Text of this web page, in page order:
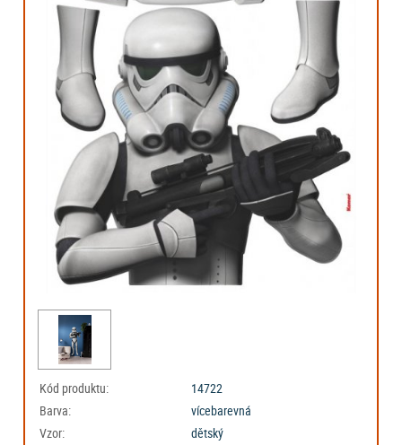
Kód produktu:
14722
Barva:
vícebarevná
Vzor:
dětský